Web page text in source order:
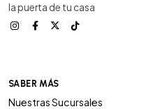
la puerta de tu casa
SABER MÁS
Nuestras Sucursales